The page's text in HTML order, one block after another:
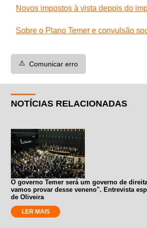
Novos impostos à vista depois do
Sobre o Plano Temer e convulsão
⚠️ Comunicar erro
NOTÍCIAS RELACIONADAS
O governo Temer será um governo de
vamos provar desse veneno". Entrevista
de Oliveira
LER MAIS